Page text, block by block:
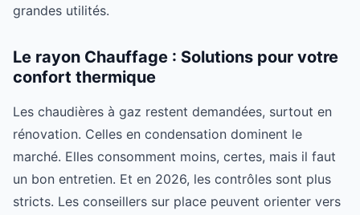
grandes utilités.
Le rayon Chauffage : Solutions pour votre
confort thermique
Les chaudières à gaz restent demandées, surtout en
rénovation. Celles en condensation dominent le
marché. Elles consomment moins, certes, mais il faut
un bon entretien. Et en 2026, les contrôles sont plus
stricts. Les conseillers sur place peuvent orienter vers